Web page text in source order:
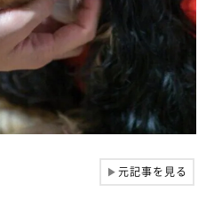
▶元記事を見る